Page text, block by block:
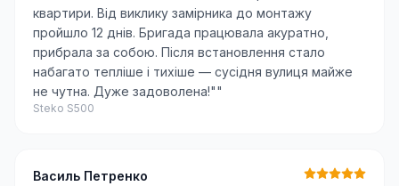
квартири. Від виклику замірника до монтажу
пройшло 12 днів. Бригада працювала акуратно,
прибрала за собою. Після встановлення стало
набагато тепліше і тихіше — сусідня вулиця майже
не чутна. Дуже задоволена!""
Steko S500
Василь Петренко